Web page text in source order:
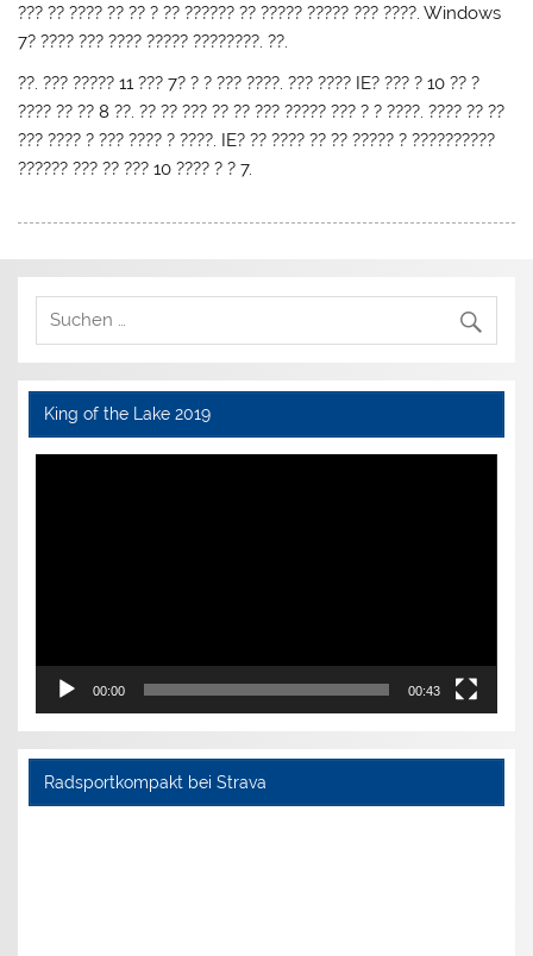
??? ?? ???? ?? ?? ? ?? ?????? ?? ????? ????? ??? ????. Windows
7? ???? ??? ???? ????? ????????. ??.
??. ??? ????? 11 ??? 7? ? ? ??? ????. ??? ???? IE? ??? ? 10 ?? ?
???? ?? ?? 8 ??. ?? ?? ??? ?? ?? ??? ????? ??? ? ? ????. ???? ?? ??
??? ???? ? ??? ???? ? ????. IE? ?? ???? ?? ?? ????? ? ??????????
?????? ??? ?? ??? 10 ???? ? ? 7.
King of the Lake 2019
Video-
00:00 00:43
Radsportkompakt bei Strava